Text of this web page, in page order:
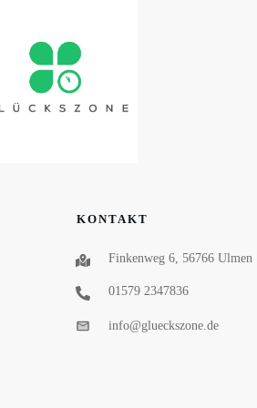
KONTAKT
Finkenweg 6, 56766 Ulmen
01579 2347836
info@glueckszone.de